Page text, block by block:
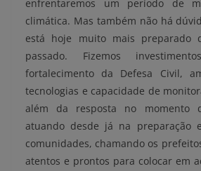
enfrentaremos um período de
climática. Mas também não há
está hoje muito mais preparado
passado. Fizemos
fortalecimento da Defesa Civil,
tecnologias e capacidade de
além da resposta no momento
atuando desde já na preparação
comunidades, chamando os
atentos e prontos para colocar em